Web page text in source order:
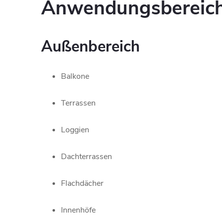
Außenbereich
Balkone
Terrassen
Loggien
Dachterrassen
Flachdächer
Innenhöfe